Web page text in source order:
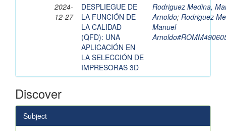
2024-
12-27
DESPLIEGUE DE
LA FUNCIÓN DE
LA CALIDAD
(QFD): UNA
APLICACIÓN EN
LA SELECCIÓN DE
IMPRESORAS 3D
Rodriguez Medina,
Arnoldo; Rodriguez
Manuel
Discover
Subject